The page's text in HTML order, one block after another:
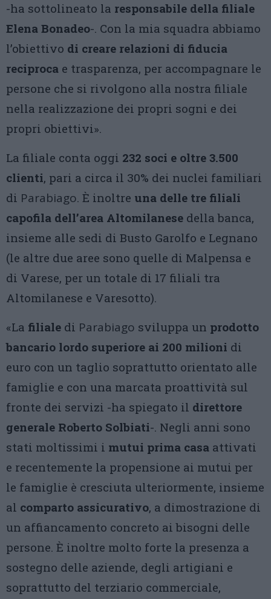
-ha sottolineato la responsabile della filiale
Elena Bonadeo-. Con la mia squadra abbiamo
l’obiettivo di creare relazioni di fiducia
reciproca e trasparenza, per accompagnare le
persone che si rivolgono alla nostra filiale
nella realizzazione dei propri sogni e dei
propri obiettivi».
La filiale conta oggi 232 soci e oltre 3.500
clienti, pari a circa il 30% dei nuclei familiari
di Parabiago. È inoltre una delle tre filiali
capofila dell’area Altomilanese della banca,
insieme alle sedi di Busto Garolfo e Legnano
(le altre due aree sono quelle di Malpensa e
di Varese, per un totale di 17 filiali tra
Altomilanese e Varesotto).
«La filiale di Parabiago sviluppa un prodotto
bancario lordo superiore ai 200 milioni di
euro con un taglio soprattutto orientato alle
famiglie e con una marcata proattività sul
fronte dei servizi -ha spiegato il direttore
generale Roberto Solbiati-. Negli anni sono
stati moltissimi i mutui prima casa attivati
e recentemente la propensione ai mutui per
le famiglie è cresciuta ulteriormente, insieme
al comparto assicurativo, a dimostrazione di
un affiancamento concreto ai bisogni delle
persone. È inoltre molto forte la presenza a
sostegno delle aziende, degli artigiani e
soprattutto del terziario commerciale,